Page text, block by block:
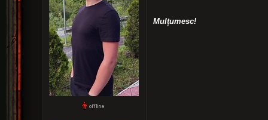
Mulțumesc!